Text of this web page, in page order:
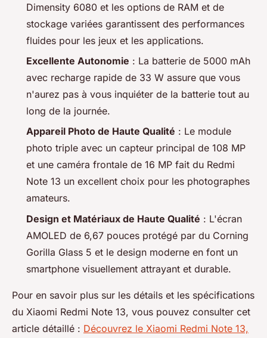
Dimensity 6080 et les options de RAM et de
stockage variées garantissent des performances
fluides pour les jeux et les applications.
Excellente Autonomie : La batterie de 5000 mAh
avec recharge rapide de 33 W assure que vous
n'aurez pas à vous inquiéter de la batterie tout au
long de la journée.
Appareil Photo de Haute Qualité : Le module
photo triple avec un capteur principal de 108 MP
et une caméra frontale de 16 MP fait du Redmi
Note 13 un excellent choix pour les photographes
amateurs.
Design et Matériaux de Haute Qualité : L'écran
AMOLED de 6,67 pouces protégé par du Corning
Gorilla Glass 5 et le design moderne en font un
smartphone visuellement attrayant et durable.
Pour en savoir plus sur les détails et les spécifications
du Xiaomi Redmi Note 13, vous pouvez consulter cet
article détaillé : Découvrez le Xiaomi Redmi Note 13,